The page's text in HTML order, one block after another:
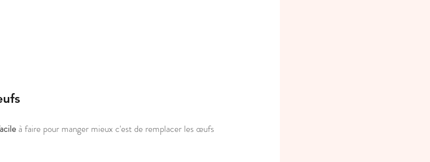
à faire pour manger mieux c'est de remplacer les œufs